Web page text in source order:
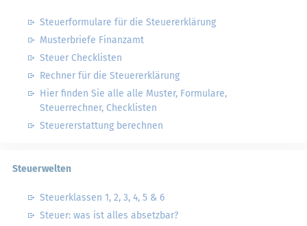
Steuerformulare für die Steuererklärung
Musterbriefe Finanzamt
Steuer Checklisten
Rechner für die Steuererklärung
Hier finden Sie alle alle Muster, Formulare,
Steuerrechner, Checklisten
Steuererstattung berechnen
Steuerwelten
Steuerklassen 1, 2, 3, 4, 5 & 6
Steuer: was ist alles absetzbar?